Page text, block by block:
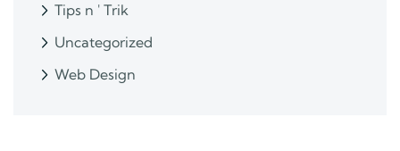
Tips n ' Trik
Uncategorized
Web Design